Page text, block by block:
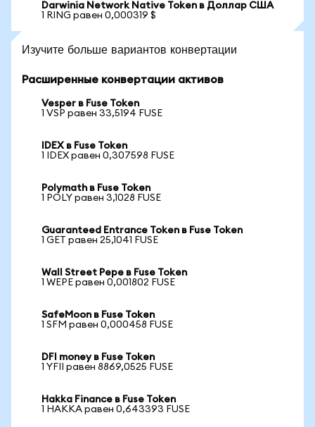
Darwinia Network Native Token в Доллар США
1 RING равен 0,000319 $
Изучите больше вариантов конвертации
Расширенные конвертации активов
Vesper в Fuse Token
1 VSP равен 33,5194 FUSE
IDEX в Fuse Token
1 IDEX равен 0,307598 FUSE
Polymath в Fuse Token
1 POLY равен 3,1028 FUSE
Guaranteed Entrance Token в Fuse Token
1 GET равен 25,1041 FUSE
Wall Street Pepe в Fuse Token
1 WEPE равен 0,001802 FUSE
SafeMoon в Fuse Token
1 SFM равен 0,000458 FUSE
DFI money в Fuse Token
1 YFII равен 8869,0525 FUSE
Hakka Finance в Fuse Token
1 HAKKA равен 0,643393 FUSE